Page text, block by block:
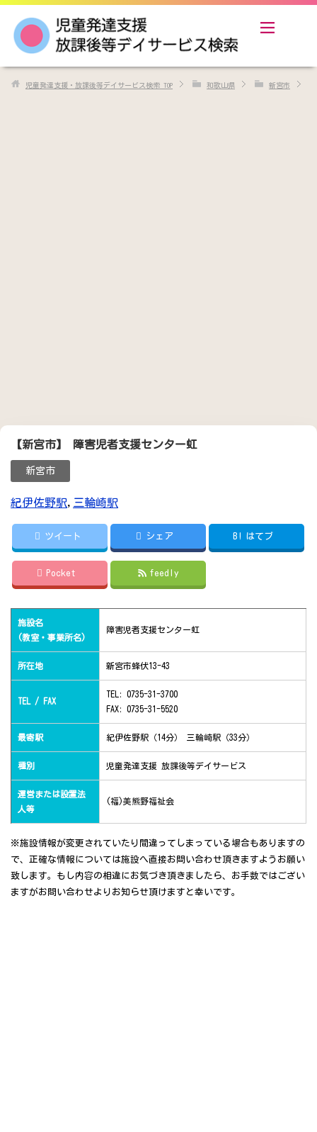
児童発達支援・放課後等デイサービス検索 TOP 和歌山県 新宮市
【新宮市】 障害児者支援センター虹
新宮市
紀伊佐野駅, 三輪崎駅
ツイート シェア B! はてブ
Pocket feedly
施設名
(教室・事業所名)
障害児者支援センター虹
所在地 新宮市蜂伏13-43
TEL / FAX
TEL: 0735-31-3700
FAX: 0735-31-5520
最寄駅 紀伊佐野駅（14分） 三輪崎駅（33分）
種別 児童発達支援 放課後等デイサービス
運営または設置法
人等
(福)美熊野福祉会
※施設情報が変更されていたり間違ってしまっている場合もありますの
で、正確な情報については施設へ直接お問い合わせ頂きますようお願い
致します。もし内容の相違にお気づき頂きましたら、お手数ではござい
ますがお問い合わせよりお知らせ頂けますと幸いです。